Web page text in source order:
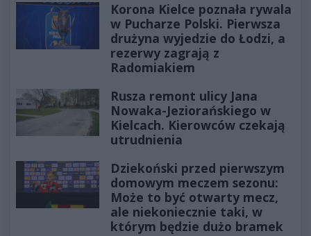
Korona Kielce poznała rywala
w Pucharze Polski. Pierwsza
drużyna wyjedzie do Łodzi, a
rezerwy zagrają z
Radomiakiem
Rusza remont ulicy Jana
Nowaka-Jeziorańskiego w
Kielcach. Kierowców czekają
utrudnienia
Dziekoński przed pierwszym
domowym meczem sezonu:
Może to być otwarty mecz,
ale niekoniecznie taki, w
którym będzie dużo bramek